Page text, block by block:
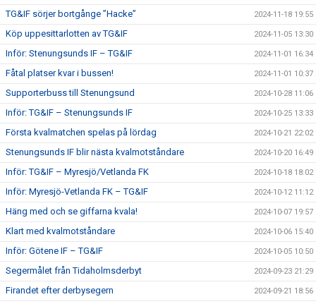
TG&IF sörjer bortgånge ”Hacke” 2024-11-18 19:55
Köp uppesittarlotten av TG&IF 2024-11-05 13:30
Inför: Stenungsunds IF – TG&IF 2024-11-01 16:34
Fåtal platser kvar i bussen! 2024-11-01 10:37
Supporterbuss till Stenungsund 2024-10-28 11:06
Inför: TG&IF – Stenungsunds IF 2024-10-25 13:33
Första kvalmatchen spelas på lördag 2024-10-21 22:02
Stenungsunds IF blir nästa kvalmotståndare 2024-10-20 16:49
Inför: TG&IF – Myresjö/Vetlanda FK 2024-10-18 18:02
Inför: Myresjö-Vetlanda FK – TG&IF 2024-10-12 11:12
Häng med och se giffarna kvala! 2024-10-07 19:57
Klart med kvalmotståndare 2024-10-06 15:40
Inför: Götene IF – TG&IF 2024-10-05 10:50
Segermålet från Tidaholmsderbyt 2024-09-23 21:29
Firandet efter derbysegern 2024-09-21 18:56